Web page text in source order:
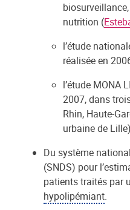
nutrition (
l’étude
réalisée en
l’étude MONA
2007, dans
Rhin, Haute-
urbaine de
Du système
(SNDS) pour
patients traités par
hypolipémiant.